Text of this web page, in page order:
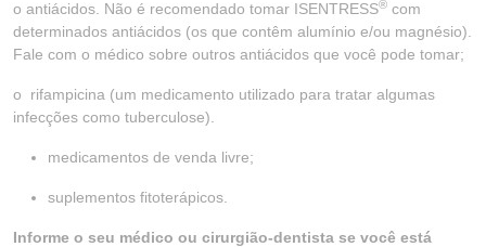
o antiácidos. Não é recomendado tomar ISENTRESS® com
determinados antiácidos (os que contêm alumínio e/ou magnésio).
Fale com o médico sobre outros antiácidos que você pode tomar;
o rifampicina (um medicamento utilizado para tratar algumas
infecções como tuberculose).
medicamentos de venda livre;
suplementos fitoterápicos.
Informe o seu médico ou cirurgião-dentista se você está